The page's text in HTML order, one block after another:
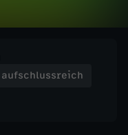
aufschlussreich